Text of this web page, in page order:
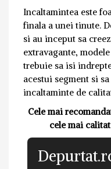
Incaltamintea este
finala a unei tinute.
si au inceput sa
extravagante,
trebuie sa isi
acestui segment si
incaltaminte de
Cele mai
cele mai